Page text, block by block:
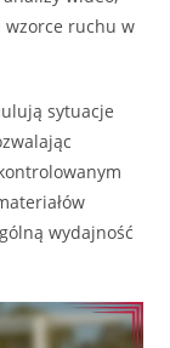
wzorce ruchu w
sytuacje
wydajność